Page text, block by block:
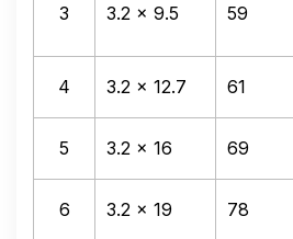
3 3.2 x 9.5 59
4 3.2 x 12.7 61
5 3.2 x 16 69
6 3.2 x 19 78